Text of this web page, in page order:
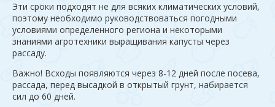
Эти сроки подходят не для всяких климатических условий,
поэтому необходимо руководствоваться погодными
условиями определенного региона и некоторыми
знаниями агротехники выращивания капусты через
рассаду.
Важно! Всходы появляются через 8-12 дней после посева,
рассада, перед высадкой в открытый грунт, набирается
сил до 60 дней.